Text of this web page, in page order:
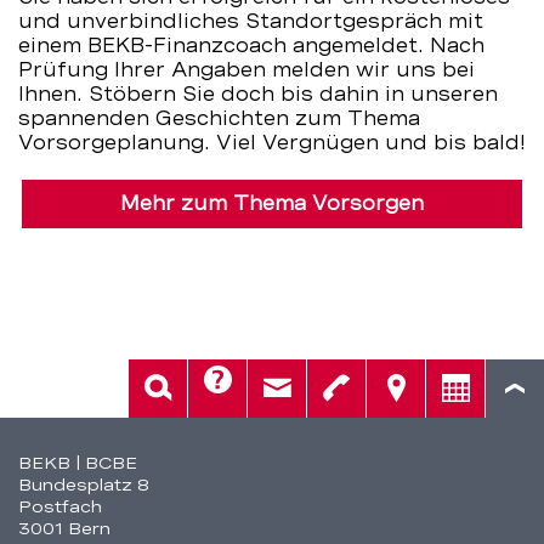
und unverbindliches Standortgespräch mit
einem BEKB-Finanzcoach angemeldet. Nach
Prüfung Ihrer Angaben melden wir uns bei
Ihnen. Stöbern Sie doch bis dahin in unseren
spannenden Geschichten zum Thema
Vorsorgeplanung. Viel Vergnügen und bis bald!
Mehr zum Thema Vorsorgen
Fusszeile
BEKB | BCBE
Bundesplatz 8
Postfach
3001 Bern